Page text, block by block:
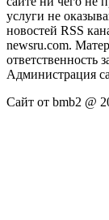
услуги не
новостей RSS
newsru.com.
ответственность
Администрация
Сайт от bmb2 @